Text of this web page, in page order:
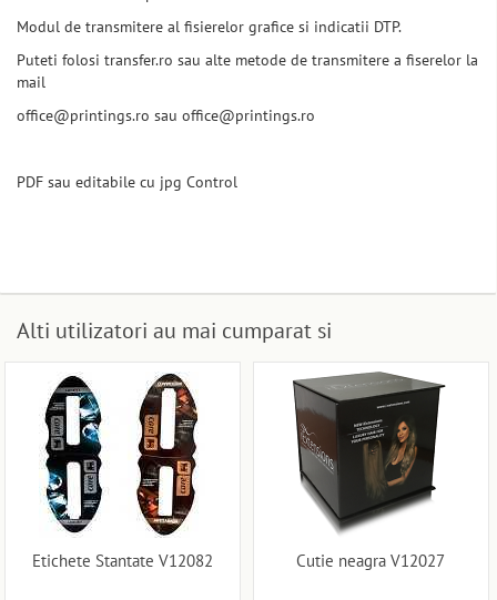
Modul de transmitere al fisierelor grafice si indicatii DTP.
Puteti folosi transfer.ro sau alte metode de transmitere a fiserelor la
mail
office@printings.ro sau office@printings.ro
PDF sau editabile cu jpg Control
Alti utilizatori au mai cumparat si
Etichete Stantate V12082 Cutie neagra V12027